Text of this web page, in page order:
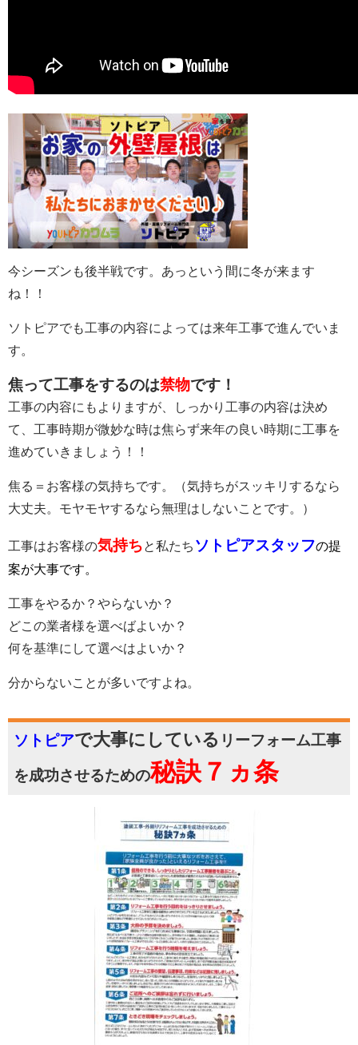
今シーズンも後半戦です。あっという間に冬が来ます
ね！！
ソトピアでも工事の内容によっては来年工事で進んでいま
す。
焦って工事をするのは禁物です！
工事の内容にもよりますが、しっかり工事の内容は決め
て、工事時期が微妙な時は焦らず来年の良い時期に工事を
進めていきましょう！！
焦る＝お客様の気持ちです。（気持ちがスッキリするなら
大丈夫。モヤモヤするなら無理はしないことです。）
工事はお客様の気持ちと私たち ソトピアスタッフの提
案が大事です。
工事をやるか？やらないか？
どこの業者様を選べばよいか？
何を基準にして選べはよいか？
分からないことが多いですよね。
ソトピアで大事にしている リーフォーム工事
を成功させるための秘訣７ヵ条